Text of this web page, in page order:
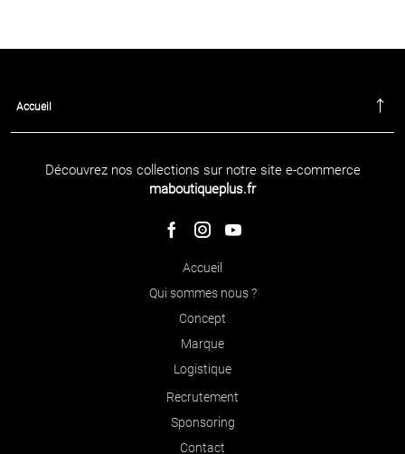
Accueil
Découvrez nos collections sur notre site e-commerce
maboutiqueplus.fr
Accueil
Qui sommes nous ?
Concept
Marque
Logistique
Recrutement
Sponsoring
Contact